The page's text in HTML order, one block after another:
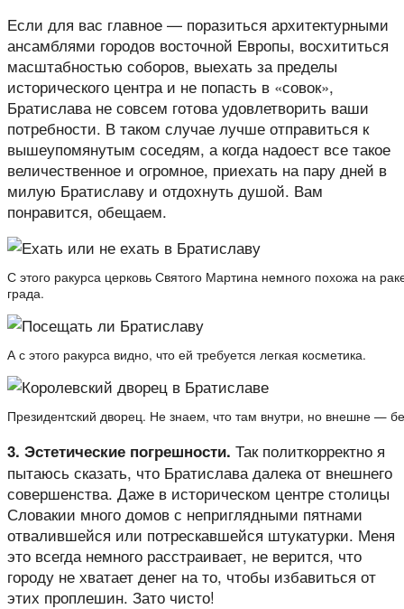
Если для вас главное — поразиться архитектурными
ансамблями городов восточной Европы, восхититься
масштабностью соборов, выехать за пределы
исторического центра и не попасть в «совок»,
Братислава не совсем готова удовлетворить ваши
потребности. В таком случае лучше отправиться к
вышеупомянутым соседям, а когда надоест все такое
величественное и огромное, приехать на пару дней в
милую Братиславу и отдохнуть душой. Вам
понравится, обещаем.
С этого ракурса церковь Святого Мартина немного похожа на
града.
А с этого ракурса видно, что ей требуется легкая косметика.
Президентский дворец. Не знаем, что там внутри, но внешне —
3. Эстетические погрешности. Так политкорректно я
пытаюсь сказать, что Братислава далека от внешнего
совершенства. Даже в историческом центре столицы
Словакии много домов с неприглядными пятнами
отвалившейся или потрескавшейся штукатурки. Меня
это всегда немного расстраивает, не верится, что
городу не хватает денег на то, чтобы избавиться от
этих проплешин. Зато чисто!